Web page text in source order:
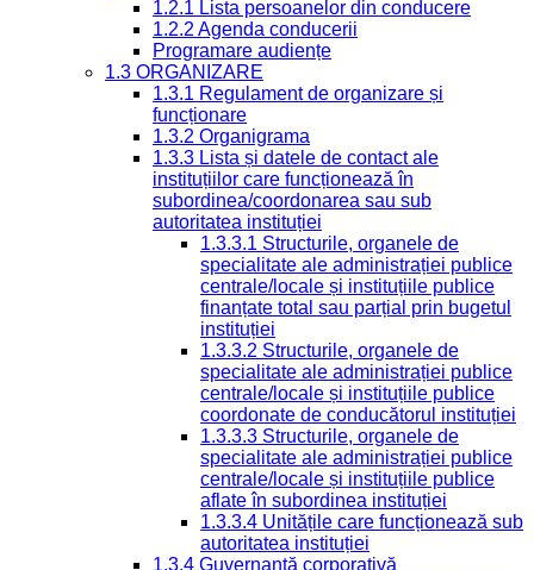
1.2.1 Lista persoanelor din conducere
1.2.2 Agenda conducerii
Programare audiențe
1.3 ORGANIZARE
1.3.1 Regulament de organizare și
funcționare
1.3.2 Organigrama
1.3.3 Lista și datele de contact ale
instituțiilor care funcționează în
subordinea/coordonarea sau sub
autoritatea instituției
1.3.3.1 Structurile, organele de
specialitate ale administrației publice
centrale/locale și instituțiile publice
finanțate total sau parțial prin bugetul
instituției
1.3.3.2 Structurile, organele de
specialitate ale administrației publice
centrale/locale și instituțiile publice
coordonate de conducătorul instituției
1.3.3.3 Structurile, organele de
specialitate ale administrației publice
centrale/locale și instituțiile publice
aflate în subordinea instituției
1.3.3.4 Unitățile care funcționează sub
autoritatea instituției
1.3.4 Guvernanță corporativă